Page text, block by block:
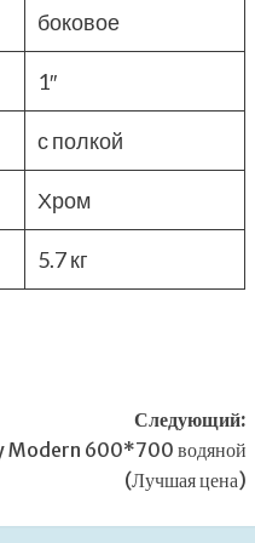
боковое
1″
с полкой
Хром
5.7 кг
Следующий:
Modern 600*700 водяной
(Лучшая цена)